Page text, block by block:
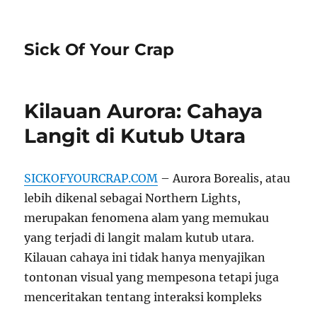
Sick Of Your Crap
Kilauan Aurora: Cahaya
Langit di Kutub Utara
SICKOFYOURCRAP.COM – Aurora Borealis, atau
lebih dikenal sebagai Northern Lights,
merupakan fenomena alam yang memukau
yang terjadi di langit malam kutub utara.
Kilauan cahaya ini tidak hanya menyajikan
tontonan visual yang mempesona tetapi juga
menceritakan tentang interaksi kompleks